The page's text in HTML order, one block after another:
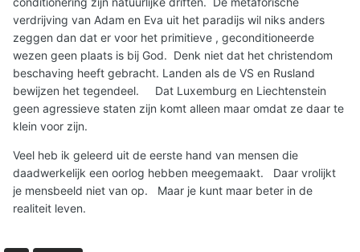
verdrijving van Adam en Eva uit het paradijs wil niks anders
zeggen dan dat er voor het primitieve , geconditioneerde
wezen geen plaats is bij God. Denk niet dat het christendom
beschaving heeft gebracht. Landen als de VS en Rusland
bewijzen het tegendeel. Dat Luxemburg en Liechtenstein
geen agressieve staten zijn komt alleen maar omdat ze daar te
klein voor zijn.
Veel heb ik geleerd uit de eerste hand van mensen die
daadwerkelijk een oorlog hebben meegemaakt. Daar vrolijkt
je mensbeeld niet van op. Maar je kunt maar beter in de
realiteit leven.